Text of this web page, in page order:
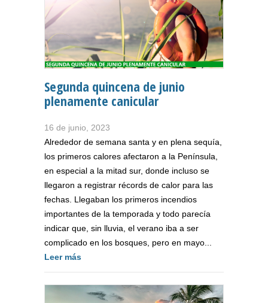
Segunda quincena de junio
plenamente canicular
16 de junio, 2023
Alrededor de semana santa y en plena sequía,
los primeros calores afectaron a la Península,
en especial a la mitad sur, donde incluso se
llegaron a registrar récords de calor para las
fechas. Llegaban los primeros incendios
importantes de la temporada y todo parecía
indicar que, sin lluvia, el verano iba a ser
complicado en los bosques, pero en mayo...
Leer más